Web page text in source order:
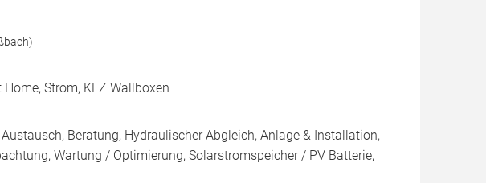
Strom, KFZ Wallboxen
Beratung, Hydraulischer Abgleich, Anlage & Installation,
Wartung / Optimierung, Solarstromspeicher / PV Batterie,